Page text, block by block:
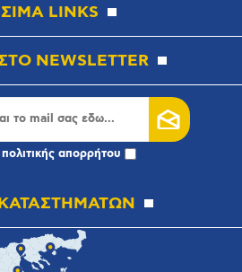
LINKS
NEWSLETTER
πολιτικής απορρήτου